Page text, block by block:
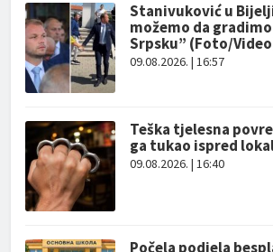
Stanivuković u
možemo da
Srpsku” (Foto/
09.08.2026. | 16:57
Teška tjelesna
ga tukao ispred
09.08.2026. | 16:40
Počela podjela